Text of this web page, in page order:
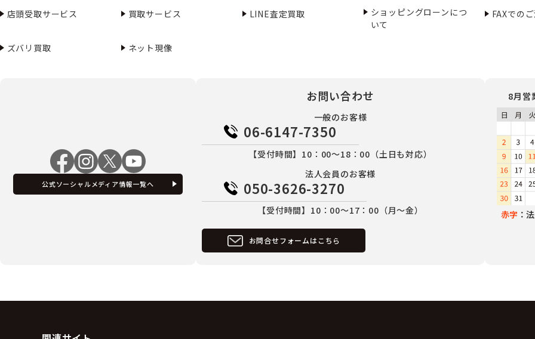
店頭受取サービス 買取サービス LINE査定買取
ショッピングローンにつ
いて
FAXでの
ズバリ買取 ネット現像
公式ソーシャルメディア情報一覧へ
お問い合わせ
一般のお客様
06-6147-7350
【受付時間】10：00～18：00（土日も対応）
法人会員のお客様
050-3626-3270
【受付時間】10：00～17：00（月～金）
お問合せフォームはこちら
8月営
赤字 ：